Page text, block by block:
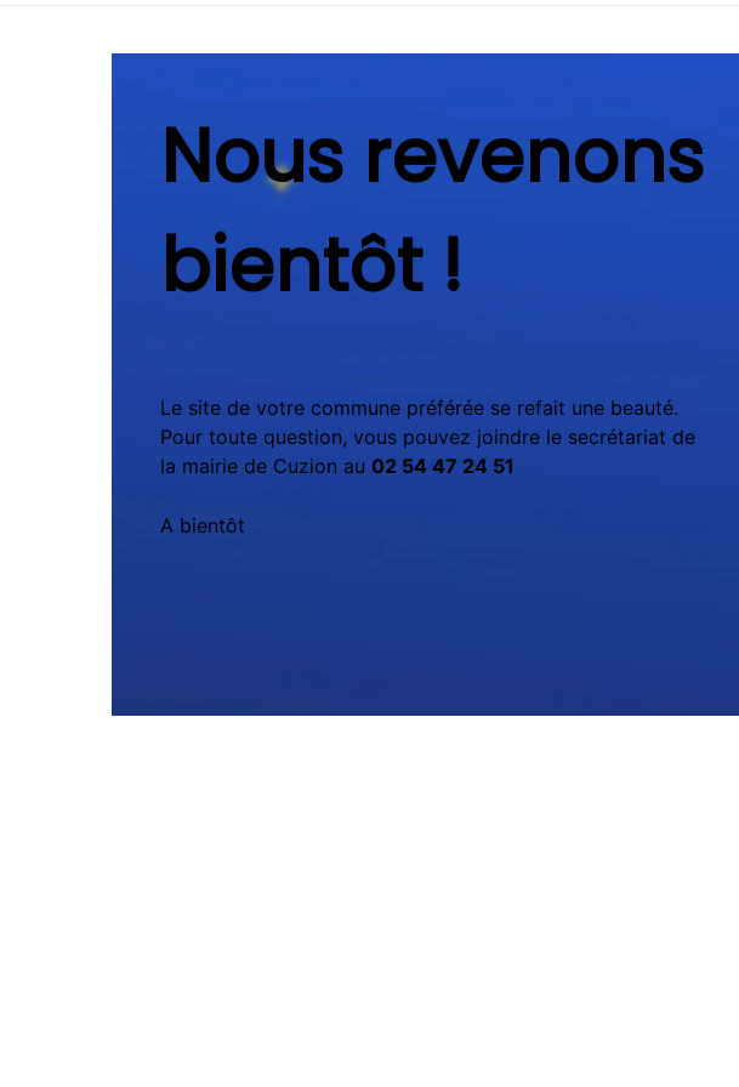
Nous revenons
bientôt !
Le site de votre commune préférée se refait une beauté.
Pour toute question, vous pouvez joindre le secrétariat de
la mairie de Cuzion au 02 54 47 24 51
A bientôt